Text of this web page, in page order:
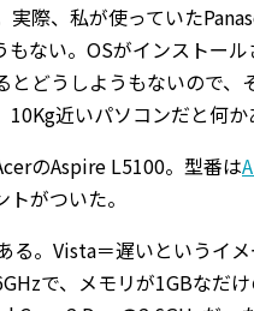
実際、私が使っていた
もない。OSがインストー
とどうしようもないので
10Kg近いパソコンだと何
のAspire L5100。型番は
がついた。
る。Vista＝遅いというイ
で、メモリが1GBなだ